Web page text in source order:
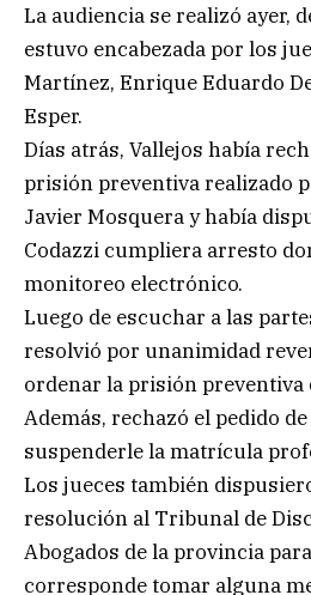
La audiencia se realizó ayer,
estuvo encabezada por los
Martínez, Enrique Eduardo
Esper.
Días atrás, Vallejos había
prisión preventiva realizado
Javier Mosquera y había
Codazzi cumpliera arresto
monitoreo electrónico.
Luego de escuchar a las
resolvió por unanimidad
ordenar la prisión preventiva
Además, rechazó el pedido
suspenderle la matrícula
Los jueces también
resolución al Tribunal de
Abogados de la provincia
corresponde tomar alguna